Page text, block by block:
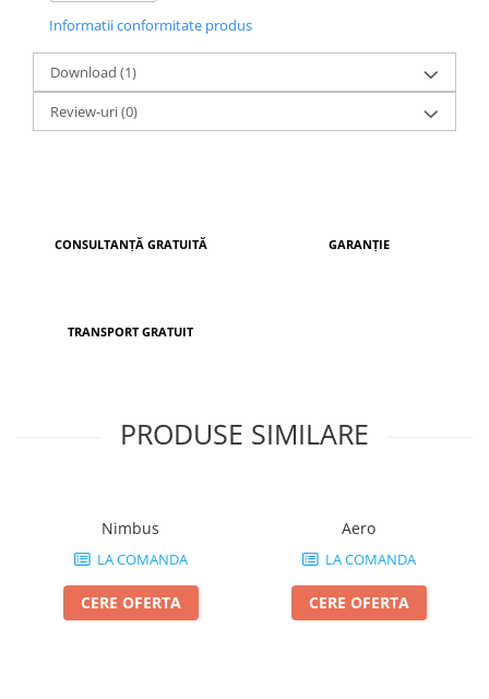
Informatii conformitate produs
Download (1)
Review-uri(0)
CONSULTANȚĂ GRATUITĂ GARANȚIE
TRANSPORT GRATUIT
PRODUSE SIMILARE
Nimbus
LA COMANDA
CERE OFERTA
Aero
LA COMANDA
CERE OFERTA